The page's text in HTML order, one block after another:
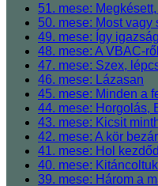
51. mese:
50. mese: Most vagy
49. mese: Így
48. mese: A VBAC-
47. mese: Szex,
46. mese: Lázasan
45. mese: Minden a
44. mese: Horgolás,
43. mese: Kicsit
42. mese: A kör
41. mese: Hol
40. mese:
39. mese: Három a